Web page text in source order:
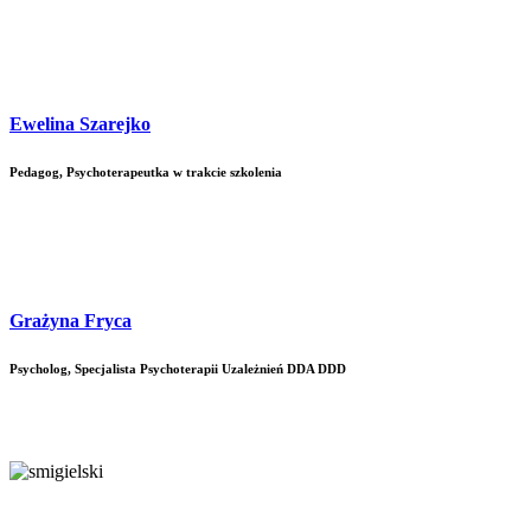
Ewelina Szarejko
Pedagog, Psychoterapeutka w trakcie szkolenia
Grażyna Fryca
Psycholog, Specjalista Psychoterapii Uzależnień DDA DDD